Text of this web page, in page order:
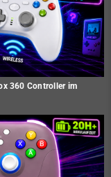
360 Controller im